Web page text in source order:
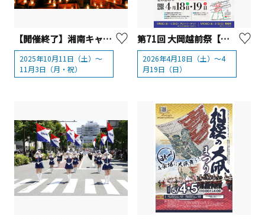
【開催終了】湘南キャンドル2025
2025年10月11日（土）～
11月3日（月・祝）
第71回 大岡越前祭【茅ヶ崎市】
2026年4月18日（土）～4
月19日（日）